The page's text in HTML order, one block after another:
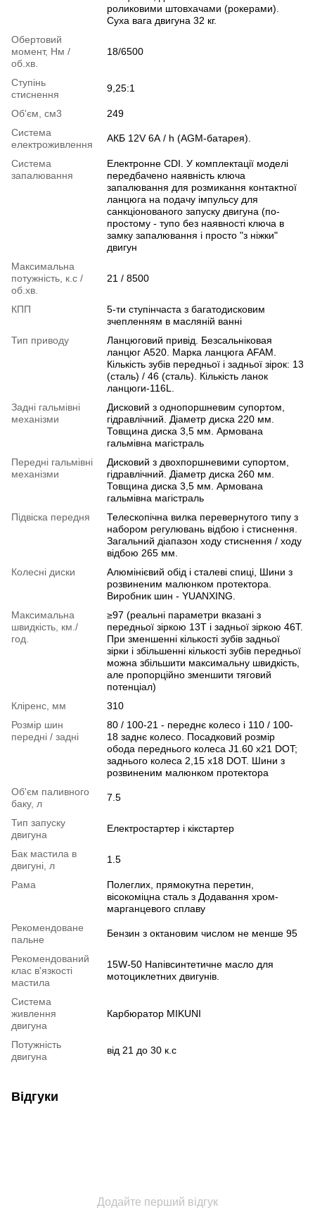
роликовими штовхачами (рокерами).
Суха вага двигуна 32 кг.
Обертовий
момент, Нм /
об.хв.
18/6500
Ступінь
стиснення
9,25:1
Об'єм, см3
249
Система
електроживлення
АКБ 12V 6А / h (AGM-батарея).
Система
запалювання
Електронне СDI. У комплектації моделі
передбачено наявність ключа
запалювання для розмикання контактної
ланцюга на подачу імпульсу для
санкціонованого запуску двигуна (по-
простому - тупо без наявності ключа в
замку запалювання і просто "з ніжки"
двигун
Максимальна
потужність, к.с /
об.хв.
21 / 8500
КПП
5-ти ступінчаста з багатодисковим
зчепленням в масляній ванні
Тип приводу
Ланцюговий привід. Безсальніковая
ланцюг A520. Марка ланцюга AFAM.
Кількість зубів передньої і задньої зірок: 13
(сталь) / 46 (сталь). Кількість ланок
ланцюги-116L.
Задні гальмівні
механізми
Дисковий з однопоршневим супортом,
гідравлічний. Діаметр диска 220 мм.
Товщина диска 3,5 мм. Армована
гальмівна магістраль
Передні гальмівні
механізми
Дисковий з двохпоршневими супортом,
гідравлічний. Діаметр диска 260 мм.
Товщина диска 3,5 мм. Армована
гальмівна магістраль
Підвіска передня
Телескопічна вилка перевернутого типу з
набором регулювань відбою і стиснення.
Загальний діапазон ходу стиснення / ходу
відбою 265 мм.
Колесні диски
Алюмінієвий обід і сталеві спиці, Шини з
розвиненим малюнком протектора.
Виробник шин - YUANXING.
Максимальна
швидкість, км./
год.
≥97 (реальні параметри вказані з
передньої зіркою 13T і задньої зіркою 46T.
При зменшенні кількості зубів задньої
зірки і збільшенні кількості зубів передньої
можна збільшити максимальну швидкість,
але пропорційно зменшити тяговий
потенціал)
Кліренс, мм
310
Розмір шин
передні / задні
80 / 100-21 - переднє колесо і 110 / 100-
18 заднє колесо. Посадковий розмір
обода переднього колеса J1.60 х21 DOT;
заднього колеса 2,15 х18 DOT. Шини з
розвиненим малюнком протектора
Об'єм паливного
баку, л
7.5
Тип запуску
двигуна
Електростартер і кікстартер
Бак мастила в
двигуні, л
1.5
Рама
Полеглих, прямокутна перетин,
вісокоміцна сталь з Додавання хром-
марганцевого сплаву
Рекомендоване
пальне
Бензин з октановим числом не менше 95
Рекомендований
клас в'язкості
мастила
15W-50 Напівсинтетичне масло для
мотоциклетних двигунів.
Система
живлення
двигуна
Карбюратор MIKUNI
Потужність
двигуна
від 21 до 30 к.с
Відгуки
Додайте перший відгук